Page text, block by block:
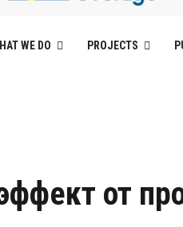
WE DO PROJECTS
от